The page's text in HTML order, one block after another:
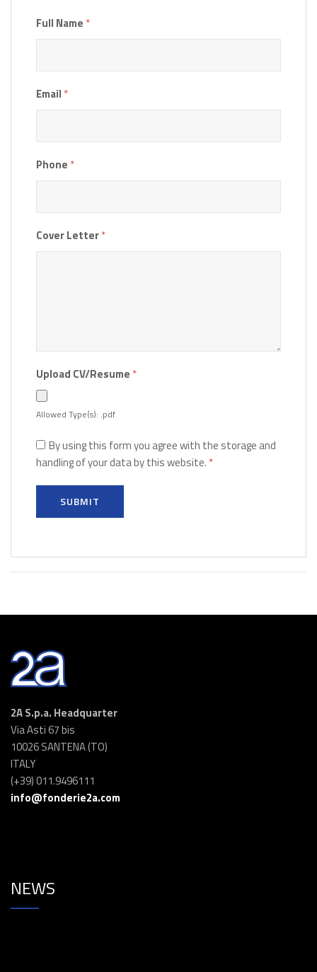
Full Name *
Email *
Phone *
Cover Letter*
Upload CV/Resume *
Allowed Type(s): .pdf
By using this form you agree with the storage and
handling of your data by this website. *
2A S.p.a. Headquarter
Via Asti 67 bis
10026 SANTENA (TO)
ITALY
(+39) 011.9496111
info@fonderie2a.com
NEWS